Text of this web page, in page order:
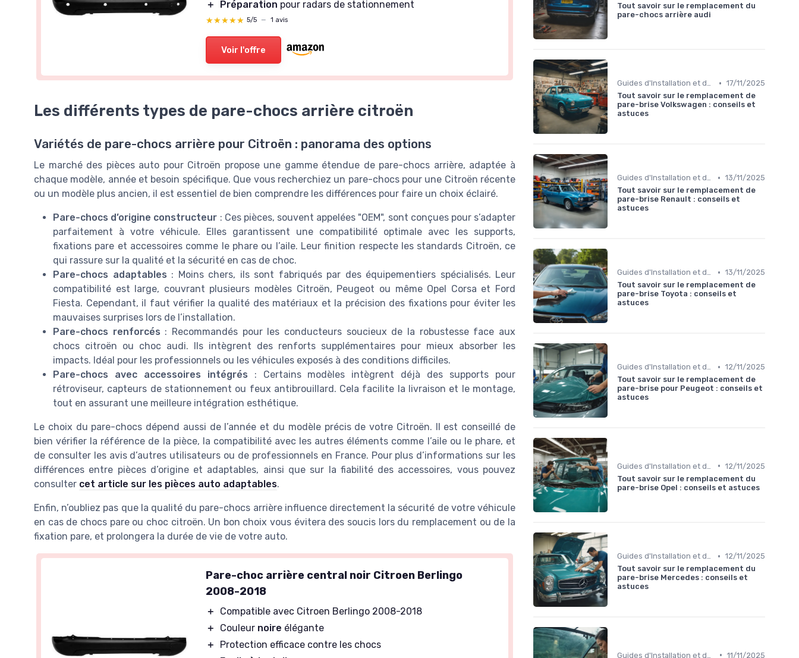
＋
Préparation pour radars de stationnement
★★★★★
★★★★★ 5/5 — 1 avis
Voir l'offre
Les différents types de pare-chocs arrière citroën
Variétés de pare-chocs arrière pour Citroën : panorama des options
Le marché des pièces auto pour Citroën propose une gamme étendue de pare-chocs arrière, adaptée à
chaque modèle, année et besoin spécifique. Que vous recherchiez un pare-chocs pour une Citroën récente
ou un modèle plus ancien, il est essentiel de bien comprendre les différences pour faire un choix éclairé.
Pare-chocs d’origine constructeur : Ces pièces, souvent appelées "OEM", sont conçues pour s’adapter
parfaitement à votre véhicule. Elles garantissent une compatibilité optimale avec les supports,
fixations pare et accessoires comme le phare ou l’aile. Leur finition respecte les standards Citroën, ce
qui rassure sur la qualité et la sécurité en cas de choc.
Pare-chocs adaptables : Moins chers, ils sont fabriqués par des équipementiers spécialisés. Leur
compatibilité est large, couvrant plusieurs modèles Citroën, Peugeot ou même Opel Corsa et Ford
Fiesta. Cependant, il faut vérifier la qualité des matériaux et la précision des fixations pour éviter les
mauvaises surprises lors de l’installation.
Pare-chocs renforcés : Recommandés pour les conducteurs soucieux de la robustesse face aux
chocs citroën ou choc audi. Ils intègrent des renforts supplémentaires pour mieux absorber les
impacts. Idéal pour les professionnels ou les véhicules exposés à des conditions difficiles.
Pare-chocs avec accessoires intégrés : Certains modèles intègrent déjà des supports pour
rétroviseur, capteurs de stationnement ou feux antibrouillard. Cela facilite la livraison et le montage,
tout en assurant une meilleure intégration esthétique.
Le choix du pare-chocs dépend aussi de l’année et du modèle précis de votre Citroën. Il est conseillé de
bien vérifier la référence de la pièce, la compatibilité avec les autres éléments comme l’aile ou le phare, et
de consulter les avis d’autres utilisateurs ou de professionnels en France. Pour plus d’informations sur les
différences entre pièces d’origine et adaptables, ainsi que sur la fiabilité des accessoires, vous pouvez
consulter cet article sur les pièces auto adaptables.
Enfin, n’oubliez pas que la qualité du pare-chocs arrière influence directement la sécurité de votre véhicule
en cas de chocs pare ou choc citroën. Un bon choix vous évitera des soucis lors du remplacement ou de la
fixation pare, et prolongera la durée de vie de votre auto.
Pare-choc arrière central noir Citroen Berlingo
2008-2018
＋
Compatible avec Citroen Berlingo 2008-2018
＋
Couleur noire élégante
＋
Protection efficace contre les chocs
Tout savoir sur le remplacement du
pare-chocs arrière audi
Guides d'Installation et de Réparation • 17/11/2025
Tout savoir sur le remplacement de
pare-brise Volkswagen : conseils et
astuces
Guides d'Installation et de Réparation • 13/11/2025
Tout savoir sur le remplacement de
pare-brise Renault : conseils et
astuces
Guides d'Installation et de Réparation • 13/11/2025
Tout savoir sur le remplacement de
pare-brise Toyota : conseils et
astuces
Guides d'Installation et de Réparation • 12/11/2025
Tout savoir sur le remplacement de
pare-brise pour Peugeot : conseils et
astuces
• 12/11/2025
Tout savoir sur le remplacement du
pare-brise Opel : conseils et astuces
Guides d'Installation et de Réparation • 12/11/2025
Tout savoir sur le remplacement du
pare-brise Mercedes : conseils et
astuces
• 11/11/2025